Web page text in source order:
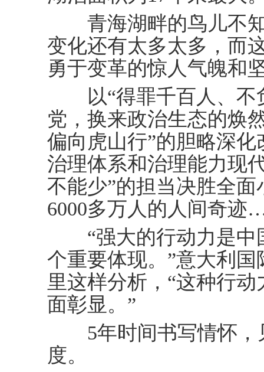
青海湖畔的鸟儿不知
变化还有太多太多，而
勇于变革的惊人气魄和
以“得罪千百人、不
党，换来政治生态的焕
偏向虎山行”的胆略深
治理体系和治理能力现
不能少”的担当决胜全
6000多万人的人间奇
“强大的行动力是中
个重要体现。”意大利国
里这样分析，“这种行
面彰显。”
5年时间书写情怀，
度。